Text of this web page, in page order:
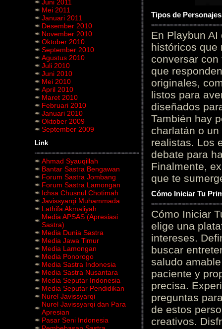
Juni 2011
Mei 2011
Januari 2011
Desember 2010
November 2010
Oktober 2010
September 2010
Agustus 2010
Juli 2010
Juni 2010
Mei 2010
April 2010
Maret 2010
Februari 2010
Januari 2010
Oktober 2009
September 2009
Link
Ahmad Syauqillah
Bantar Sastra Bengawan
Forum Sastra Jombang
Forum Sastra Lamongan
Ichsa Chusnul Chotimah
Javissyarqi Muhammada
Lathifa Akmaliyah
Media APSAS (Apresiasi
Sastra)
Media Dunia Sastra
Media Jawa Timur
Media Lamongan
Media Ponorogo
Media Sastra Indonesia
Media Sastra Nusantara
Media Seputar Indonesia
Media Seputar Pendidikan
Nurel Javissyarqi
Nurel Javissyarqi dan Para
Apresian
Pasar Seni Indonesia
Tipos de
En Playbun
históricos que
conversar
que
originales,
listos para
diseñados
También hay
charlatán o
realistas. Los
debate para
Finalmente,
que te
Cómo Iniciar Tu
Cómo Iniciar
elige una
intereses.
buscar
saludo
paciente y
precisa.
preguntas
de estos
creativos.